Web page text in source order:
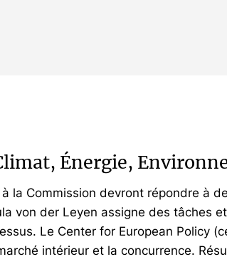
Énergie,
la Commission devront répondre à
von der Leyen assigne des tâches
Le Center for European Policy
intérieur et la concurrence.